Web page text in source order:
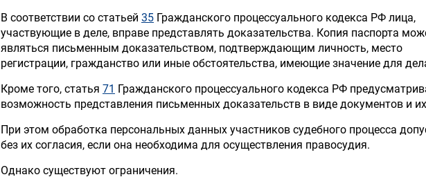
В соответствии со статьей 35 Гражданского процессуального кодекса РФ лица,
участвующие в деле, вправе представлять доказательства. Копия паспорта
являться письменным доказательством, подтверждающим личность, место
регистрации, гражданство или иные обстоятельства, имеющие значение для
Кроме того, статья 71 Гражданского процессуального кодекса РФ
возможность представления письменных доказательств в виде документов и
При этом обработка персональных данных участников судебного процесса
без их согласия, если она необходима для осуществления правосудия.
Однако существуют ограничения.